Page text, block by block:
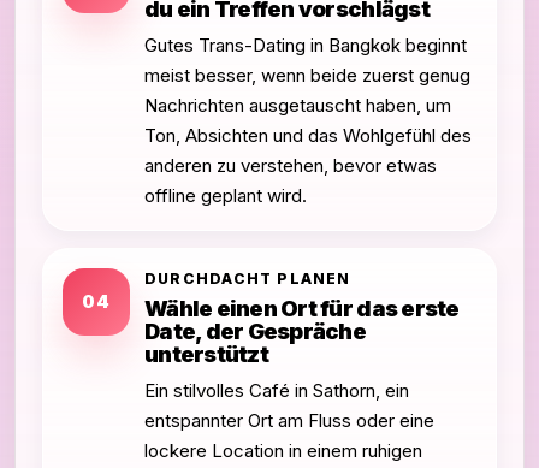
du ein Treffen vorschlägst
Gutes Trans-Dating in Bangkok beginnt
meist besser, wenn beide zuerst genug
Nachrichten ausgetauscht haben, um
Ton, Absichten und das Wohlgefühl des
anderen zu verstehen, bevor etwas
offline geplant wird.
04
DURCHDACHT PLANEN
Wähle einen Ort für das erste
Date, der Gespräche
unterstützt
Ein stilvolles Café in Sathorn, ein
entspannter Ort am Fluss oder eine
lockere Location in einem ruhigen